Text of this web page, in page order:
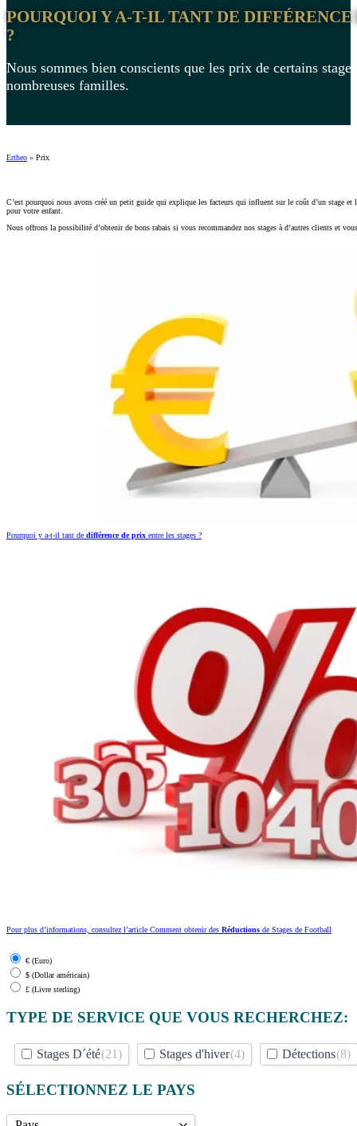
POURQUOI Y A-T-IL TANT DE
?
Nous sommes bien conscients que les prix de certains
nombreuses familles.
Ertheo » Prix
C’est pourquoi nous avons créé un petit guide qui explique les facteurs qui influent sur le coût d’un stage
pour votre enfant.
Nous offrons la possibilité d’obtenir de bons rabais si vous recommandez nos stages à d’autres clients et
Pourquoi y a-t-il tant de différence de prix entre les stages ?
Pour plus d’informations, consultez l’article Comment obtenir des Réductions de Stages de Football
€ (Euro)
$ (Dollar américain)
£ (Livre sterling)
TYPE DE SERVICE QUE VOUS RECHERCHEZ:
Stages D´été(21) Stages d'hiver(4) Détections(8)
SÉLECTIONNEZ LE PAYS